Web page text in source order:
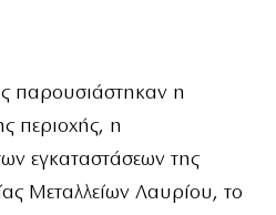
παρουσιάστηκαν η
περιοχής, η
εγκαταστάσεων της
Μεταλλείων Λαυρίου, το